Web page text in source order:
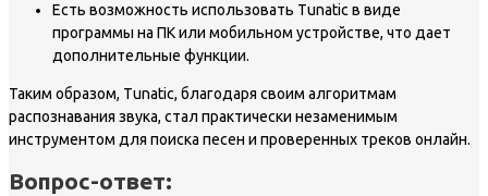
Есть возможность использовать Tunatic в виде
программы на ПК или мобильном устройстве, что дает
дополнительные функции.
Таким образом, Tunatic, благодаря своим алгоритмам
распознавания звука, стал практически незаменимым
инструментом для поиска песен и проверенных треков онлайн.
Вопрос-ответ: